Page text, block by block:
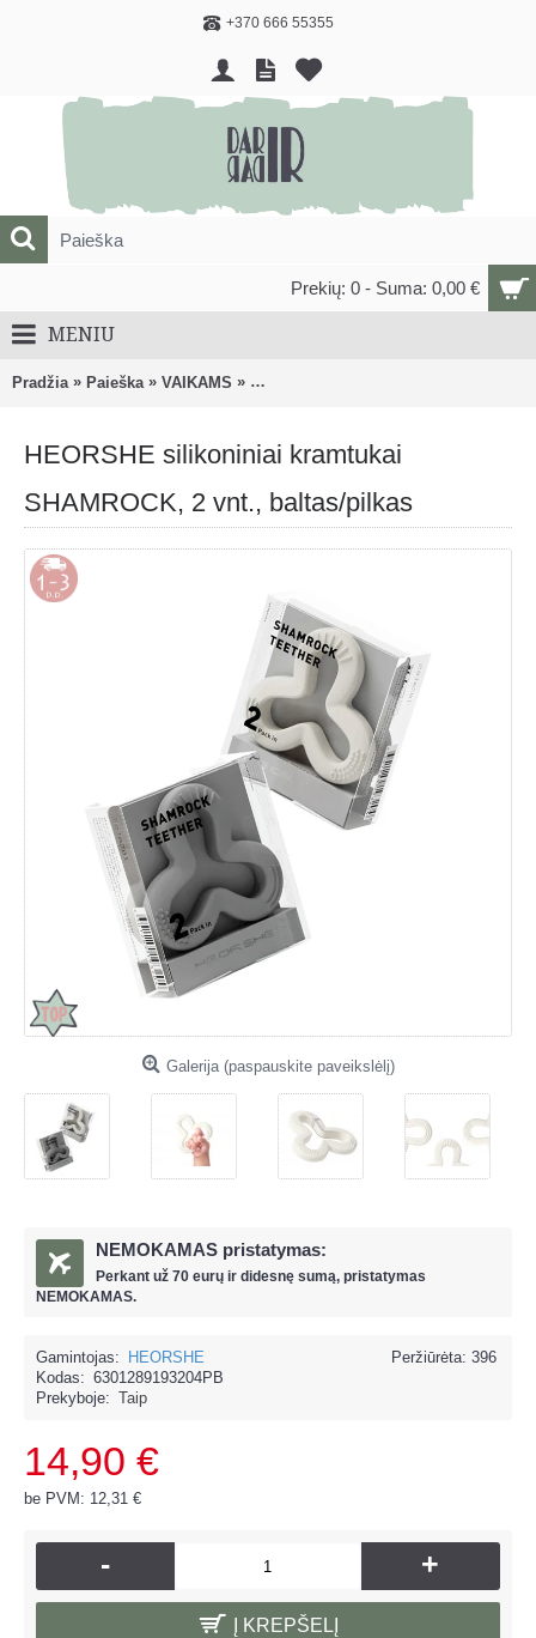
+370 666 55355
Prekių: 0 - Suma: 0,00 €
MENIU
Pradžia » Paieška » VAIKAMS » ČIULPTUKAI, KRAMTUKAI,
HEORSHE silikoniniai kramtukai
SHAMROCK, 2 vnt., baltas/pilkas
Galerija (paspauskite paveikslėlį)
NEMOKAMAS pristatymas:
Perkant už 70 eurų ir didesnę sumą, pristatymas
NEMOKAMAS.
Peržiūrėta: 396
Gamintojas:
HEORSHE
Kodas: 6301289193204PB
Prekyboje: Taip
14,90 €
be PVM: 12,31 €
- +
Į KREPŠELĮ